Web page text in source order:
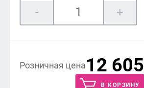
- +
Розничная цена12 605
В КОРЗИНУ